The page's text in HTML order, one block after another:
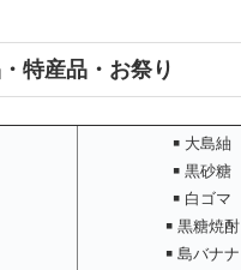
特産品・お祭り
￭ 大島紬
￭ 黒砂糖
￭ 白ゴマ
￭ 黒糖焼酎
￭ 島バナナ